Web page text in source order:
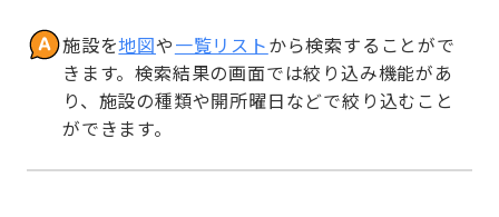
施設を地図や一覧リストから検索することがで
きます。検索結果の画面では絞り込み機能があ
り、施設の種類や開所曜日などで絞り込むこと
ができます。